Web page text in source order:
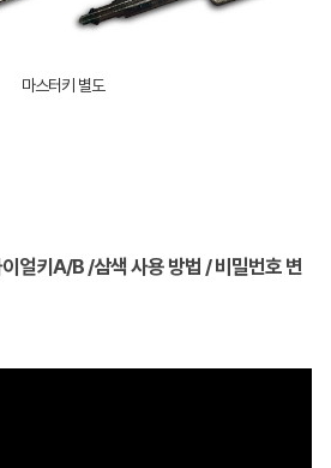
마스터키 별도
얼키A/B /삼색 사용 방법 / 비밀번호 변